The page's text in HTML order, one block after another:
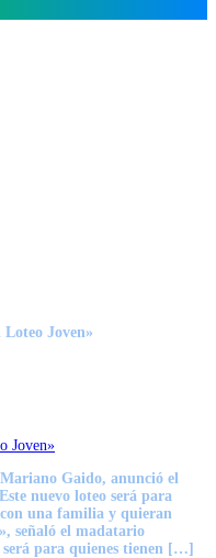
Joven»
Gaido, anunció el
nuevo loteo será para
con una familia y quieran
señaló el madatario
para quienes tienen […]